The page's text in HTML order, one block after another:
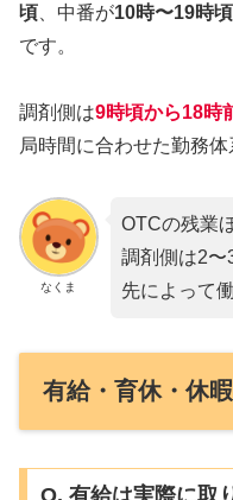
頃 、中番が10時〜19時頃
です。
調剤側は9時頃から18時
局時間に合わせた勤務体
なくま
OTCの残業
調剤側は2〜
先によって
有給・育休・休